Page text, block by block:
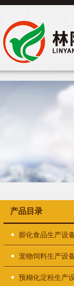
产品目录
膨化食品生产设
宠物饲料生产设
预糊化淀粉生产